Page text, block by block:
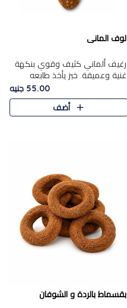
لوف المانى
رغيف ألماني كثيف وقوي بنكهة
غنية وعميقة. خبز يأخذ طابعه
55.00 جنيه
أضف
بقسماط بالردة و الشوفان